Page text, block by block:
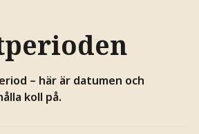
– här är datumen och
koll på.